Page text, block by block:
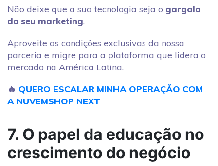
Não deixe que a sua tecnologia seja o gargalo
do seu marketing.
Aproveite as condições exclusivas da nossa
parceria e migre para a plataforma que lidera o
mercado na América Latina.
🔥 QUERO ESCALAR MINHA OPERAÇÃO COM
A NUVEMSHOP NEXT
7. O papel da educação no
crescimento do negócio